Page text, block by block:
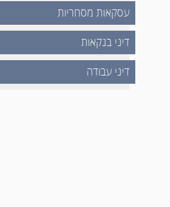
עסקאות מסחריות
דיני בנקאות
דיני עבודה